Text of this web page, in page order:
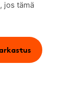
jos tämä